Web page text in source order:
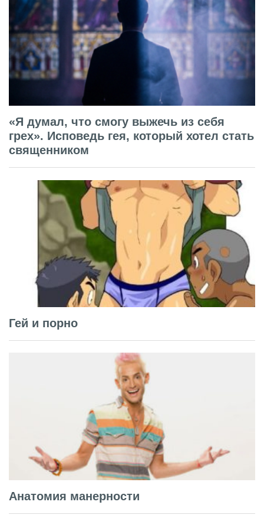
«Я думал, что смогу выжечь из себя
грех». Исповедь гея, который хотел стать
священником
Гей и порно
Анатомия манерности